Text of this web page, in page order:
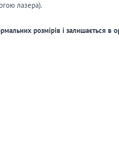
лазера).
розмірів і залишається в